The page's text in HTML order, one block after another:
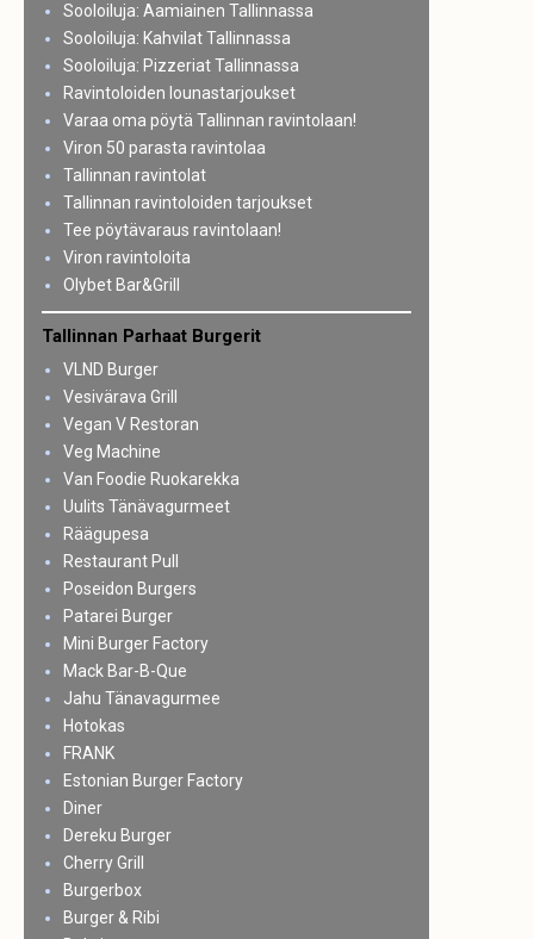
Sooloiluja: Aamiainen Tallinnassa
Sooloiluja: Kahvilat Tallinnassa
Sooloiluja: Pizzeriat Tallinnassa
Ravintoloiden lounastarjoukset
Varaa oma pöytä Tallinnan ravintolaan!
Viron 50 parasta ravintolaa
Tallinnan ravintolat
Tallinnan ravintoloiden tarjoukset
Tee pöytävaraus ravintolaan!
Viron ravintoloita
Olybet Bar&Grill
Tallinnan Parhaat Burgerit
VLND Burger
Vesivärava Grill
Vegan V Restoran
Veg Machine
Van Foodie Ruokarekka
Uulits Tänävagurmeet
Räägupesa
Restaurant Pull
Poseidon Burgers
Patarei Burger
Mini Burger Factory
Mack Bar-B-Que
Jahu Tänavagurmee
Hotokas
FRANK
Estonian Burger Factory
Diner
Dereku Burger
Cherry Grill
Burgerbox
Burger & Ribi